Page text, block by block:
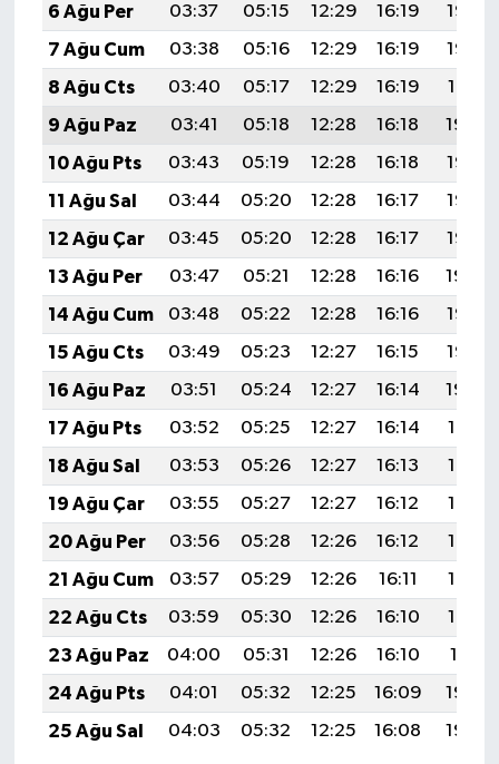
6 Ağu Per
03:37 05:15 12:29 16:19
19:33
7 Ağu Cum
03:38 05:16 12:29 16:19
19:32
8 Ağu Cts
03:40 05:17 12:29 16:19
19:31
9 Ağu Paz
03:41 05:18 12:28 16:18
19:29
10 Ağu Pts
03:43 05:19 12:28 16:18
19:28
11 Ağu Sal
03:44 05:20 12:28 16:17
19:27
12 Ağu Çar
03:45 05:20 12:28 16:17
19:26
13 Ağu Per
03:47 05:21 12:28 16:16
19:24
14 Ağu Cum
03:48 05:22 12:28 16:16
19:23
15 Ağu Cts
03:49 05:23 12:27 16:15
19:22
16 Ağu Paz
03:51 05:24 12:27 16:14
19:20
17 Ağu Pts
03:52 05:25 12:27 16:14
19:19
18 Ağu Sal
03:53 05:26 12:27 16:13
19:18
19 Ağu Çar
03:55 05:27 12:27 16:12
19:16
20 Ağu Per
03:56 05:28 12:26 16:12
19:15
21 Ağu Cum
03:57 05:29 12:26 16:11
19:14
22 Ağu Cts
03:59 05:30 12:26 16:10
19:12
23 Ağu Paz
04:00 05:31 12:26 16:10
19:11
24 Ağu Pts
04:01 05:32 12:25 16:09
19:09
25 Ağu Sal
04:03 05:32 12:25 16:08 19:08